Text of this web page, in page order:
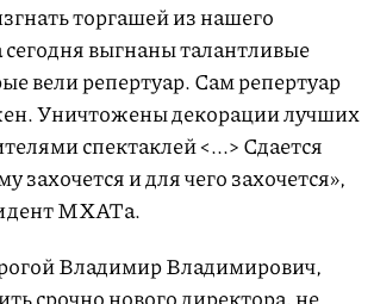
торгашей из нашего
сегодня выгнаны талантливые
вели репертуар. Сам репертуар
Уничтожены декорации лучших
спектаклей <...> Сдается
захочется и для чего захочется»,
МХАТа.
Владимир Владимирович,